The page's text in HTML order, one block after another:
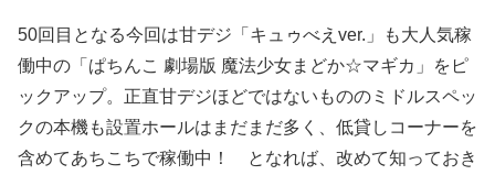
50回目となる今回は甘デジ「キュゥべえver.」も大人気稼
働中の「ぱちんこ 劇場版 魔法少女まどか☆マギカ」をピ
ックアップ。正直甘デジほどではないもののミドルスペッ
クの本機も設置ホールはまだまだ多く、低貸しコーナーを
含めてあちこちで稼働中！ となれば、改めて知っておき